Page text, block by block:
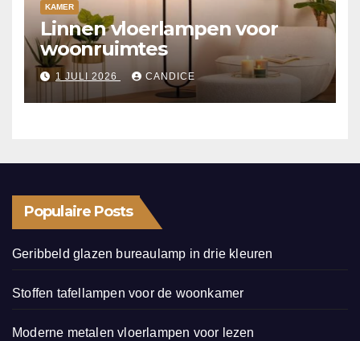
KAMER
Linnen vloerlampen voor
woonruimtes
1 JULI 2026 CANDICE
Populaire Posts
Geribbeld glazen bureaulamp in drie kleuren
Stoffen tafellampen voor de woonkamer
Moderne metalen vloerlampen voor lezen